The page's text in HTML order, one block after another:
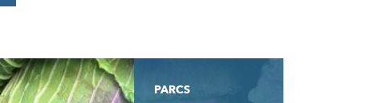
PARCS